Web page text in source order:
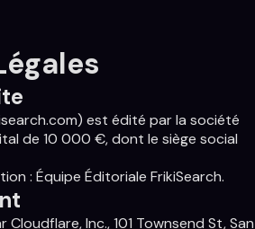
est édité par la société
de 10 000 €, dont le siège social
: Équipe Éditoriale FrikiSearch.
Inc., 101 Townsend St, San